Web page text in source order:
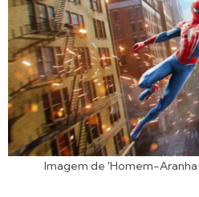
Imagem de 'Homem-